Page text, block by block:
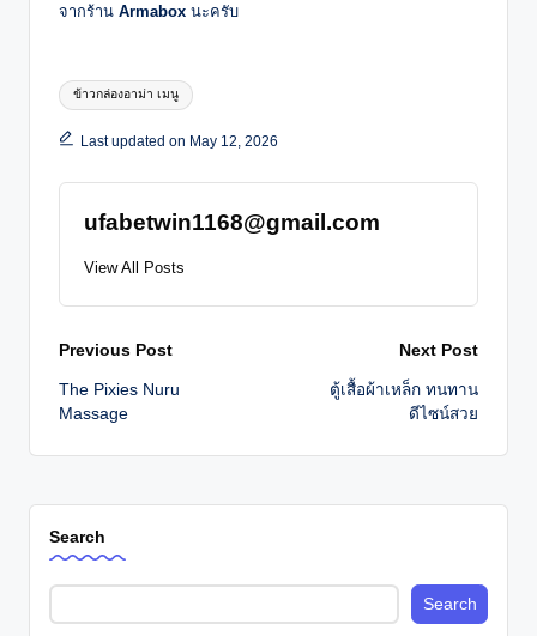
จากร้าน Armabox นะครับ
Tags:
ข้าวกล่องอาม่า เมนู
Last updated on May 12, 2026
ufabetwin1168@gmail.com
View All Posts
Post
navigation
Previous Post
The Pixies Nuru
Massage
Next Post
ตู้เสื้อผ้าเหล็ก ทนทาน
ดีไซน์สวย
Search
Search